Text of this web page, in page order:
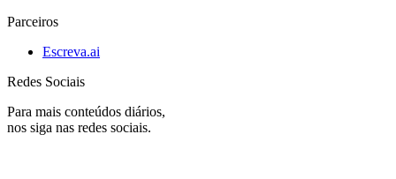
Parceiros
Escreva.ai
Redes Sociais
Para mais conteúdos diários,
nos siga nas redes sociais.